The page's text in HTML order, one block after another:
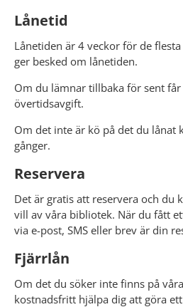
Lånetid
Lånetiden är 4 veckor för de
ger besked om lånetiden.
Om du lämnar tillbaka för sent får
övertidsavgift.
Om det inte är kö på det du lånat
gånger.
Reservera
Det är gratis att reservera och du
vill av våra bibliotek. När du fått
via e-post, SMS eller brev är din
Fjärrlån
Om det du söker inte finns på
kostnadsfritt hjälpa dig att göra